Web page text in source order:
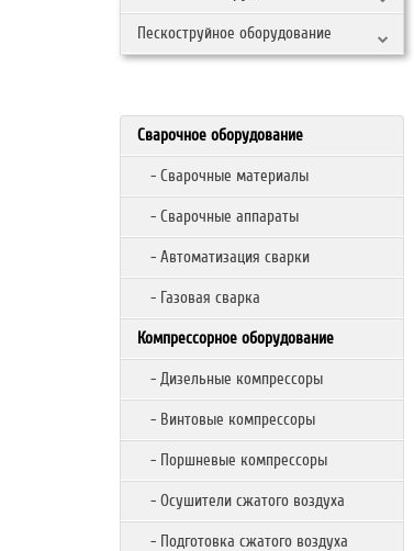
Пескоструйное оборудование
Сварочное оборудование
- Сварочные материалы
- Сварочные аппараты
- Автоматизация сварки
- Газовая сварка
Компрессорное оборудование
- Дизельные компрессоры
- Винтовые компрессоры
- Поршневые компрессоры
- Осушители сжатого воздуха
- Подготовка сжатого воздуха